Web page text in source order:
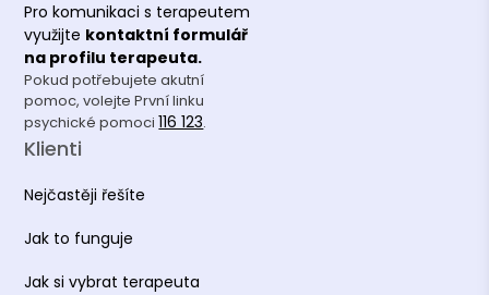
Pro komunikaci s terapeutem
využijte kontaktní formulář
na profilu terapeuta.
Pokud potřebujete akutní
pomoc, volejte První linku
psychické pomoci116 123.
Klienti
Nejčastěji řešíte
Jak to funguje
Jak si vybrat terapeuta